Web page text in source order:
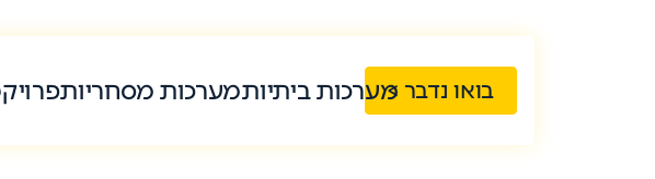
בואו נדבר >מערכות ביתיותמערכות מסחריות